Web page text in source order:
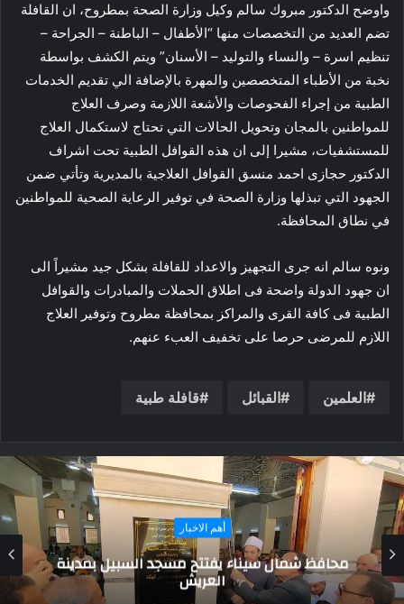
واوضح الدكتور مبروك سالم وكيل وزارة الصحة بمطروح، ان القافلة
تضم العديد من التخصصات منها “الأطفال – الباطنة – الجراحة –
تنظيم اسرة – والنساء والتوليد – الأسنان” ويتم الكشف بواسطة
نخبة من الأطباء المتخصصين والمهرة بالإضافة الي تقديم الخدمات
الطبية من إجراء الفحوصات والأشعة اللازمة وصرف العلاج
للمواطنين بالمجان وتحويل الحالات التي تحتاج لاستكمال العلاج
للمستشفيات، مشيرا إلى ان هذه القوافل الطبية تحت اشراف
الدكتور حجازى احمد منسق القوافل العلاجية بالمديرية وتأتي ضمن
الجهود التي تبذلها وزارة الصحة في توفير الرعاية الصحية للمواطنين
في نطاق المحافظة.
ونوه سالم انه جرى التجهيز والاعداد للقافلة بشكل جيد مشيراً الى
ان جهود الدولة واضحة فى اطلاق الحملات والمبادرات والقوافل
الطبية فى كافة القرى والمراكز بمحافظة مطروح وتوفير العلاج
اللازم للمرضى حرصا على تخفيف العبء عنهم.
العلمين القبائل قافلة طبية
حوارات و تقارير
«حمدي نصر» يزور قرية الغراء غرب الشيخ زويد
ويتحدث عن كرم أهلها وضيافتهم